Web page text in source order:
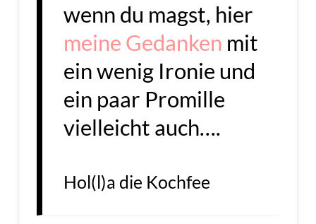
wenn du magst, hier
meine Gedanken mit
ein wenig Ironie und
ein paar Promille
vielleicht auch….
Hol(l)a die Kochfee